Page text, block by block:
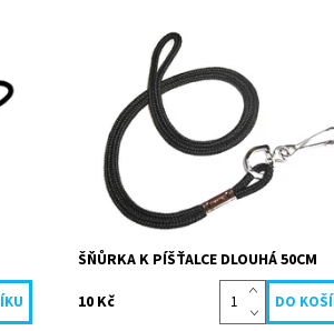
Šňůrka na krk (lanyard) zabezpečí, že
nemusíte mít obavu, že budete píšťalku
dlouze hledat nebo ji ztratíte.
Dostupnost:
Skladem
Kód:
4825
Značka:
Köck sport
ŠŇŮRKA K PÍŠŤALCE DLOUHÁ 50CM
10 Kč